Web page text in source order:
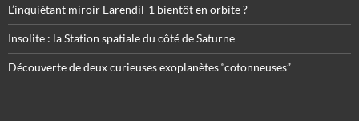
L’inquiétant miroir Eärendil-1 bientôt en orbite ?
Insolite : la Station spatiale du côté de Saturne
Découverte de deux curieuses exoplanètes “cotonneuses”